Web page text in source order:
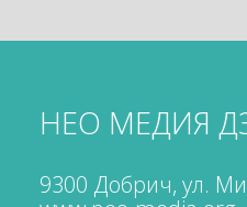
НЕО МЕДИЯ
9300 Добрич, ул.